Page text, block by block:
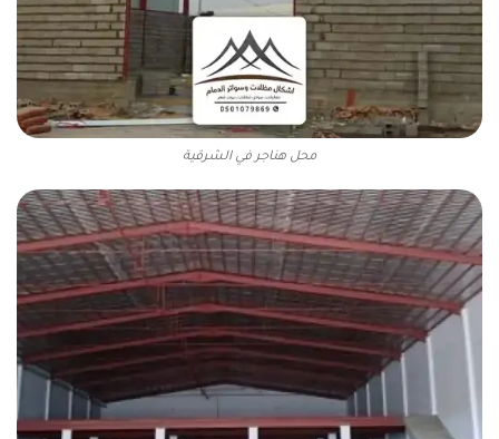
محل هناجر في الشرقية